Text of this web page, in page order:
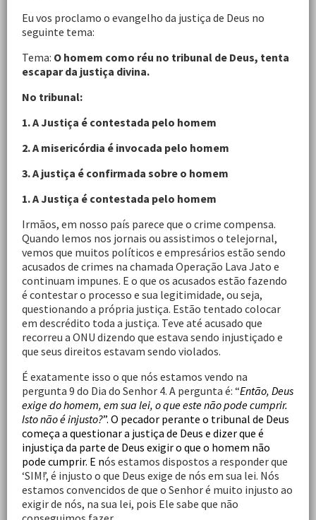
Eu vos proclamo o evangelho da justiça de Deus no
seguinte tema:
Tema: O homem como réu no tribunal de Deus, tenta
escapar da justiça divina.
No tribunal:
1. A Justiça é contestada pelo homem
2. A misericórdia é invocada pelo homem
3. A justiça é confirmada sobre o homem
1. A Justiça é contestada pelo homem
Irmãos, em nosso país parece que o crime compensa.
Quando lemos nos jornais ou assistimos o telejornal,
vemos que muitos políticos e empresários estão sendo
acusados de crimes na chamada Operação Lava Jato e
continuam impunes. E o que os acusados estão fazendo
é contestar o processo e sua legitimidade, ou seja,
questionando a própria justiça. Estão tentado colocar
em descrédito toda a justiça. Teve até acusado que
recorreu a ONU dizendo que estava sendo injustiçado e
que seus direitos estavam sendo violados.
É exatamente isso o que nós estamos vendo na
pergunta 9 do Dia do Senhor 4. A pergunta é: “Então, Deus
exige do homem, em sua lei, o que este não pode cumprir.
Isto não é injusto?”. O pecador perante o tribunal de Deus
começa a questionar a justiça de Deus e dizer que é
injustiça da parte de Deus exigir o que o homem não
pode cumprir. E nós estamos dispostos a responder que
‘SIM!’, é injusto o que Deus exige de nós em sua lei. Nós
estamos convencidos de que o Senhor é muito injusto ao
exigir de nós, na sua lei, pois Ele sabe que não